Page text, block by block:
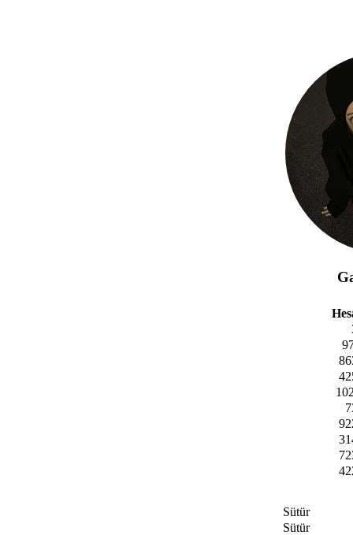
Sütür
Sütür